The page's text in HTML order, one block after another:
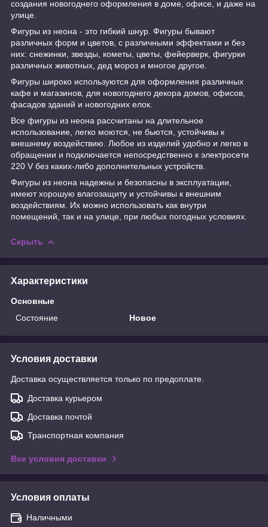
создания новогоднего оформления в доме, офисе, и даже на
улице.
Фигуры из неона - это гибкий шнур. Фигуры бывают
различных форм и цветов, с различными эффектами и без
них: снежинки, звезды, кометы, цветы, фейерверк, фигурки
различных животных, дед мороз и многое другое.
Фигуры широко используются для оформления различных
кафе и магазинов, для новогоднего декора домов, офисов,
фасадов зданий и новогодних елок.
Все фигуры из неона рассчитаны на длительное
использование, легко моются, не бьются, устойчивы к
внешнему воздействию. Любое из изделий удобно и легко в
обращении и подключается непосредственно к электросети
220 V без каких-либо дополнительных устройств.
Фигуры из неона надежны и безопасны в эксплуатации,
имеют хорошую влагозащиту и устойчивы к внешним
воздействиям. Их можно использовать как внутри
помещений, так и на улице, при любых погодных условиях.
Скрыть
Характеристики
Основные
Состояние
Новое
Условия доставки
Доставка осуществляется только по предоплате.
Доставка курьером
Доставка почтой
Транспортная компания
Все условия доставки
Условия оплаты
Наличными